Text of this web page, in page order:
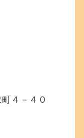
４－４０